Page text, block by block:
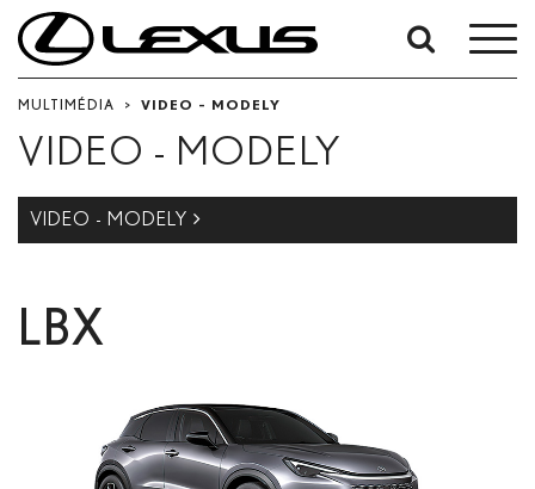
MULTIMÉDIA > VIDEO - MODELY
VIDEO - MODELY
VIDEO - MODELY
LBX
Vyhledávání
podle
data:
Datum ukončení
Hledat